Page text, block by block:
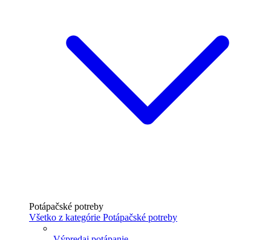
Potápačské potreby
Všetko z kategórie Potápačské potreby